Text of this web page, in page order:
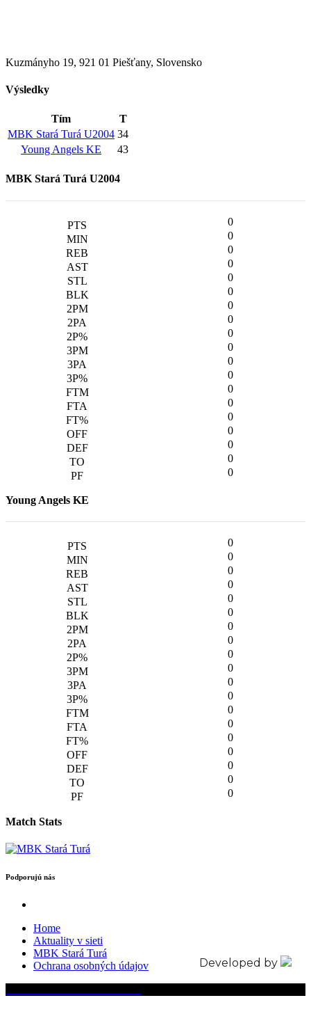
Kuzmányho 19, 921 01 Piešťany, Slovensko
Výsledky
Tím
T
MBK Stará Turá U2004 34
Young Angels KE
43
MBK Stará Turá U2004
0
0
0
0
0
0
0
0
0
0
0
0
0
0
0
0
0
0
0
Young Angels KE
0
0
0
0
0
0
0
0
0
0
0
0
0
0
0
0
0
0
0
Match Stats
Podporujú nás
Home
Aktuality v sieti
MBK Stará Turá
Ochrana osobných údajov
Developed by